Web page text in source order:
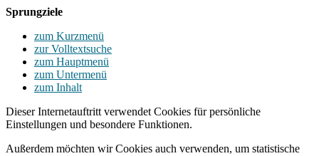
Sprungziele
zum Kurzmenü
zur Volltextsuche
zum Hauptmenü
zum Untermenü
zum Inhalt
Dieser Internetauftritt verwendet Cookies für persönliche
Einstellungen und besondere Funktionen.
Außerdem möchten wir Cookies auch verwenden, um statistische